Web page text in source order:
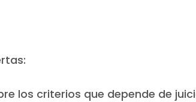
los criterios que depende de